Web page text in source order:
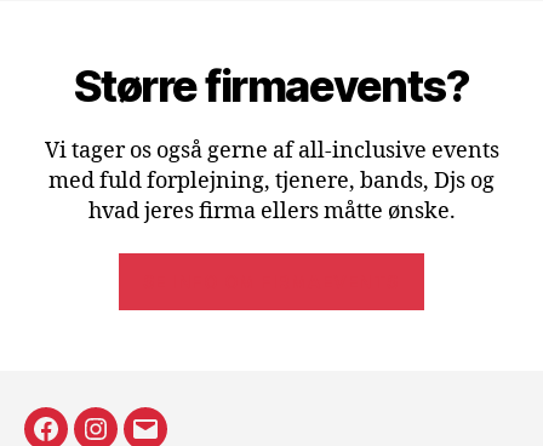
Større firmaevents?
Vi tager os også gerne af all-inclusive events
med fuld forplejning, tjenere, bands, Djs og
hvad jeres firma ellers måtte ønske.